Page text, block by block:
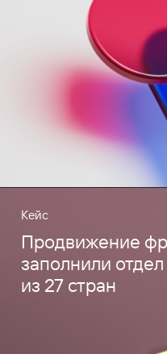
Кейс
Продвижение
заполнили
из 27 стран